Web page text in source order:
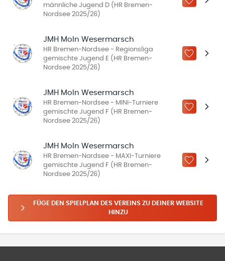
männliche Jugend D (HR Bremen-
Nordsee 2025/26)
ZU „MEINE
JMH MoIn Wesermarsch
HR Bremen-Nordsee - Regionsliga
gemischte Jugend E (HR Bremen-
Nordsee 2025/26)
ZU „MEINE
JMH MoIn Wesermarsch
HR Bremen-Nordsee - MINI-Turniere
gemischte Jugend F (HR Bremen-
Nordsee 2025/26)
ZU „MEINE
JMH MoIn Wesermarsch
HR Bremen-Nordsee - MAXI-Turniere
gemischte Jugend F (HR Bremen-
Nordsee 2025/26)
ZU „MEINE
FÜGE DEN SPIELPLAN DES VEREINS ZU DEINER WEBSITE
HINZU